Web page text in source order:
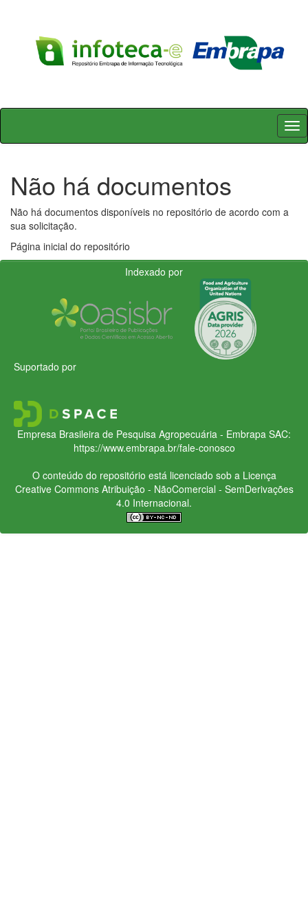
Skip
Não há documentos
Não há documentos disponíveis no repositório de acordo com a
sua solicitação.
Página inicial do repositório
Indexado por
Suportado por
Empresa Brasileira de Pesquisa Agropecuária - Embrapa SAC:
https://www.embrapa.br/fale-conosco
O conteúdo do repositório está licenciado sob a Licença
Creative CommonsAtribuição - NãoComercial - SemDerivações
4.0 Internacional.